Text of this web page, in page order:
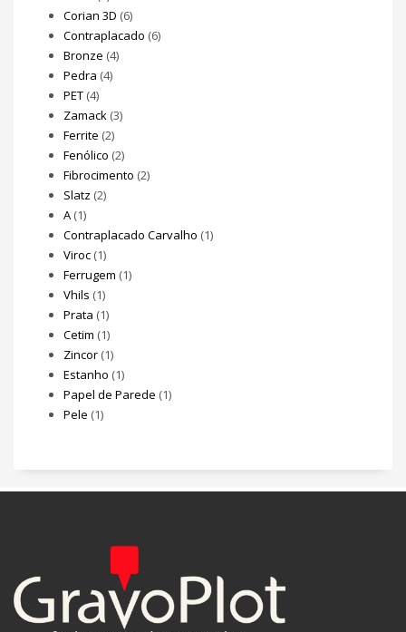
Corian 3D (6)
Contraplacado (6)
Bronze (4)
Pedra (4)
PET (4)
Zamack (3)
Ferrite (2)
Fenólico (2)
Fibrocimento (2)
Slatz (2)
A (1)
Contraplacado Carvalho (1)
Viroc (1)
Ferrugem (1)
Vhils (1)
Prata (1)
Cetim (1)
Zincor (1)
Estanho (1)
Papel de Parede (1)
Pele (1)